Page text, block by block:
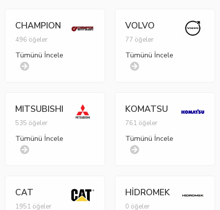
CHAMPION
496 öğeler
Tümünü İncele
VOLVO
77 öğeler
Tümünü İncele
MITSUBISHI
535 öğeler
Tümünü İncele
KOMATSU
761 öğeler
Tümünü İncele
CAT
1951 öğeler
HİDROMEK
0 öğeler